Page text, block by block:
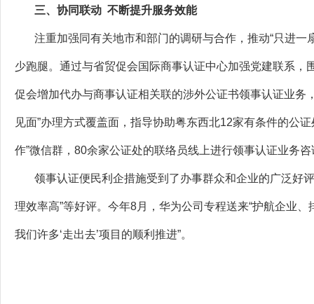
三、 协同联动 不断提升服务效能
注重加强同有关地市和部门的调研与合作，推动“只进
少跑腿。通过与省贸促会国际商事认证中心加强党建联系，
促会增加代办与商事认证相关联的涉外公证书领事认证业
见面”办理方式覆盖面，指导协助粤东西北12家有条件的公
作”微信群，80余家公证处的联络员线上进行领事认证业务
领事认证便民利企措施受到了办事群众和企业的广泛好评
理效率高”等好评。今年8月，华为公司专程送来“护航企业
我们许多‘走出去’项目的顺利推进”。